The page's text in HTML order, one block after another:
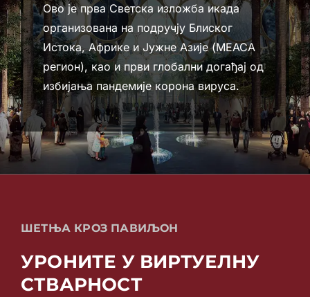
Ово је прва Светска изложба икада
организована на подручју Блиског
Истока, Африке и Јужне Азије (МЕАСА
регион), као и први глобални догађај од
избијања пандемије корона вируса.
ШЕТЊА КРОЗ ПАВИЉОН
УРОНИТЕ У ВИРТУЕЛНУ
СТВАРНОСТ